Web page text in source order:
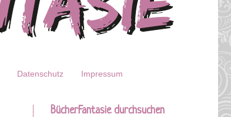
Datenschutz Impressum
BücherFantasie durchsuchen